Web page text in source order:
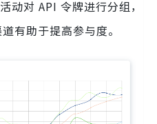
对 API 令牌进行分组，
有助于提高参与度。